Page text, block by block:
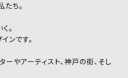
たち。
。
ンです。
ーやアーティスト、神戸の街、そし